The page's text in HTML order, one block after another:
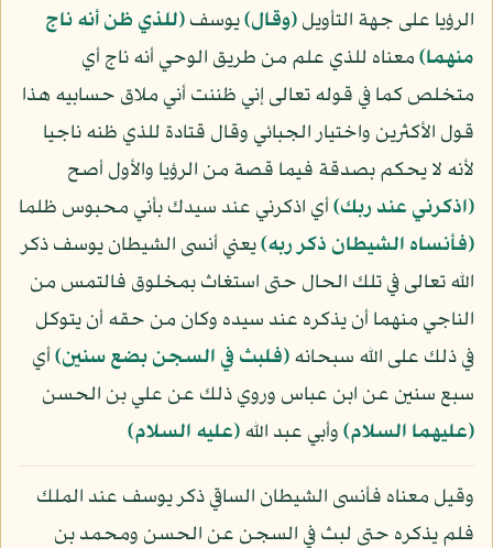
الرؤيا على جهة التأويل﴿وقال﴾يوسف﴿للذي ظن أنه ناج
منهما﴾معناه للذي علم من طريق الوحي أنه ناج أي
متخلص كما في قوله تعالى إني ظننت أني ملاق حسابيه هذا
قول الأكثرين واختيار الجبائي وقال قتادة للذي ظنه ناجيا
لأنه لا يحكم بصدقة فيما قصة من الرؤيا والأول أصح
﴿اذكرني عند ربك﴾أي اذكرني عند سيدك بأني محبوس ظلما
﴿فأنساه الشيطان ذكر ربه﴾يعني أنسى الشيطان يوسف ذكر
الله تعالى في تلك الحال حتى استغاث بمخلوق فالتمس من
الناجي منهما أن يذكره عند سيده وكان من حقه أن يتوكل
في ذلك على الله سبحانه﴿فلبث في السجن بضع سنين﴾أي
سبع سنين عن ابن عباس وروي ذلك عن علي بن الحسن
(عليهما السلام)وأبي عبد الله(عليه السلام)
وقيل معناه فأنسى الشيطان الساقي ذكر يوسف عند الملك
فلم يذكره حتى لبث في السجن عن الحسن ومحمد بن